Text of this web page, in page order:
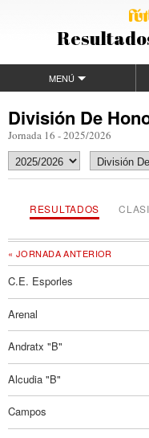
MENÚ
División De
Jornada 16 - 2025/2026
RESULTADOS
« JORNADA ANTERIOR
C.E. Esporles
Arenal
Andratx "B"
Alcudia "B"
Campos